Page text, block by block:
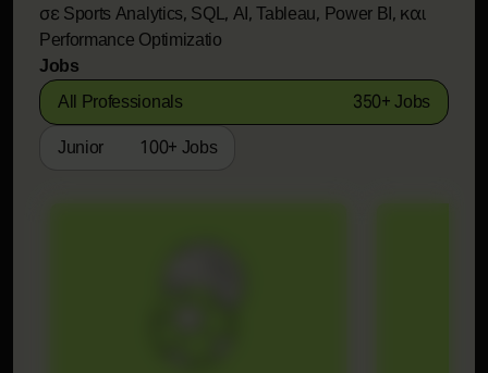
σε Sports Analytics, SQL, AI, Tableau, Power BI, και
Performance Optimizatio
Jobs
All Professionals
350+ Jobs
Junior
100+ Jobs